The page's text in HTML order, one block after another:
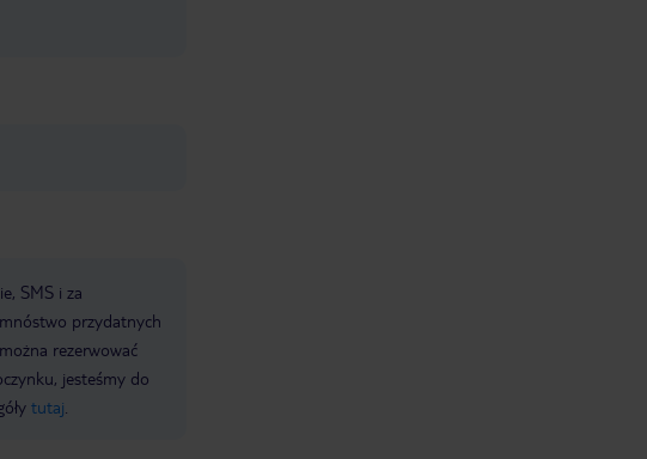
SMS i za
przydatnych
rezerwować
jesteśmy do
tutaj